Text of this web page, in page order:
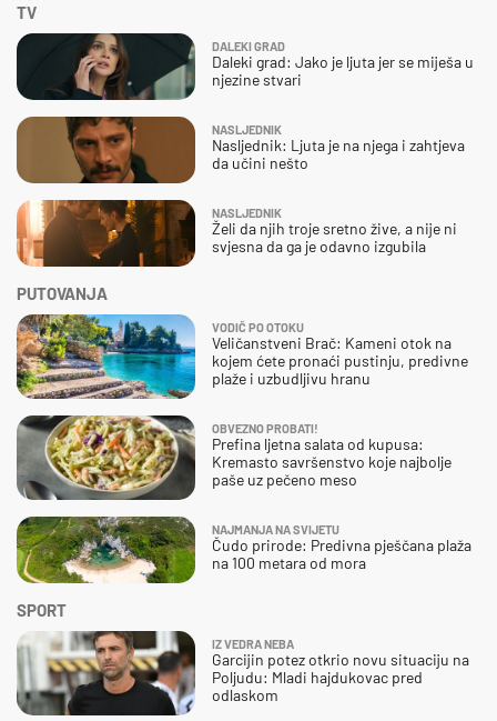
SPORT
IZ VEDRA NEBA
Garcijin potez otkrio novu situaciju na
Poljudu: Mladi hajdukovac pred
odlaskom
TV
DALEKI GRAD
Daleki grad: Jako je ljuta jer se miješa u
njezine stvari
NASLJEDNIK
Nasljednik: Ljuta je na njega i zahtjeva
da učini nešto
NASLJEDNIK
Želi da njih troje sretno žive, a nije ni
svjesna da ga je odavno izgubila
PUTOVANJA
VODIČ PO OTOKU
Veličanstveni Brač: Kameni otok na
kojem ćete pronaći pustinju, predivne
plaže i uzbudljivu hranu
OBVEZNO PROBATI!
Prefina ljetna salata od kupusa:
Kremasto savršenstvo koje najbolje
paše uz pečeno meso
NAJMANJA NA SVIJETU
Čudo prirode: Predivna pješčana plaža
na 100 metara od mora